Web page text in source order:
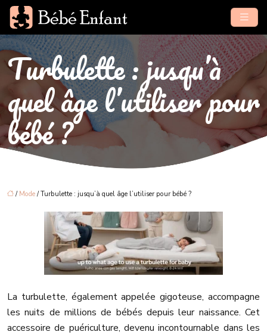
Turbulette : jusqu’à
quel âge l’utiliser pour
bébé ?
/ Mode / Turbulette : jusqu’à quel âge l’utiliser pour bébé ?
La turbulette, également appelée gigoteuse, accompagne
les nuits de millions de bébés depuis leur naissance. Cet
accessoire de puériculture, devenu incontournable dans les